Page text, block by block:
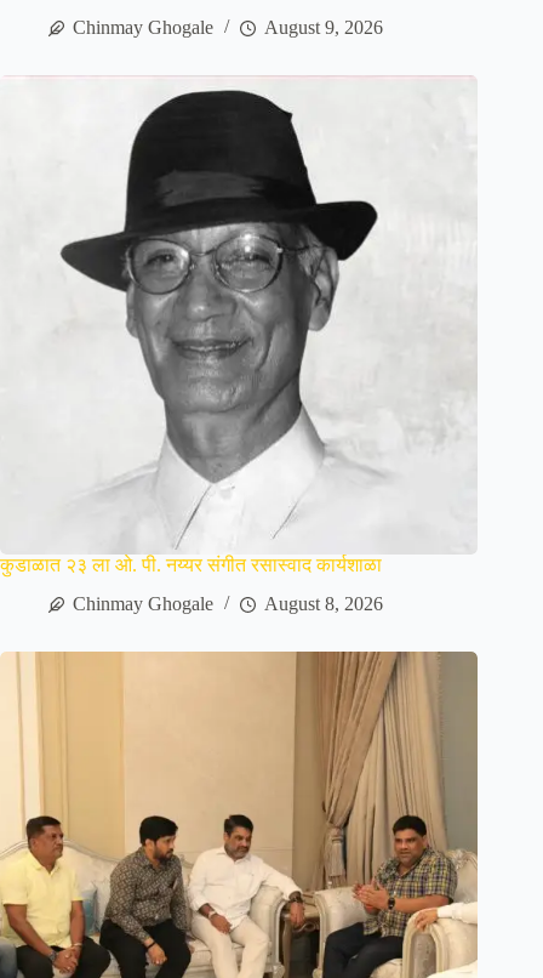
Chinmay Ghogale
August 9, 2026
कुडाळात २३ ला ओ. पी. नय्यर संगीत रसास्वाद कार्यशाळा
Chinmay Ghogale
August 8, 2026